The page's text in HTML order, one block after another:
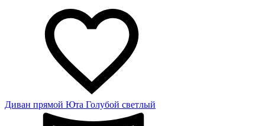
Диван прямой Юта Голубой светлый